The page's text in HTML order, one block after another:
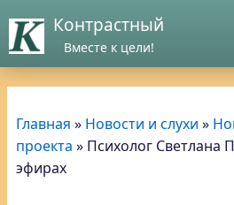
Контрастный
Вместе к цели!
Главная » Новости и слухи »
проекта » Психолог Светлана
эфирах